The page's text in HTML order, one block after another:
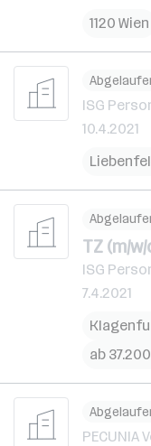
1120 Wien
ISG
10.4.2021
TZ (m/w/
ISG
7.4.2021
ab
PECUNIA